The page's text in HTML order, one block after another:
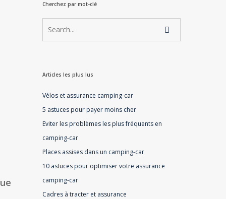
Cherchez par mot-clé
Articles les plus lus
Vélos et assurance camping-car
5 astuces pour payer moins cher
Eviter les problèmes les plus fréquents en
camping-car
Places assises dans un camping-car
10 astuces pour optimiser votre assurance
camping-car
Cadres à tracter et assurance